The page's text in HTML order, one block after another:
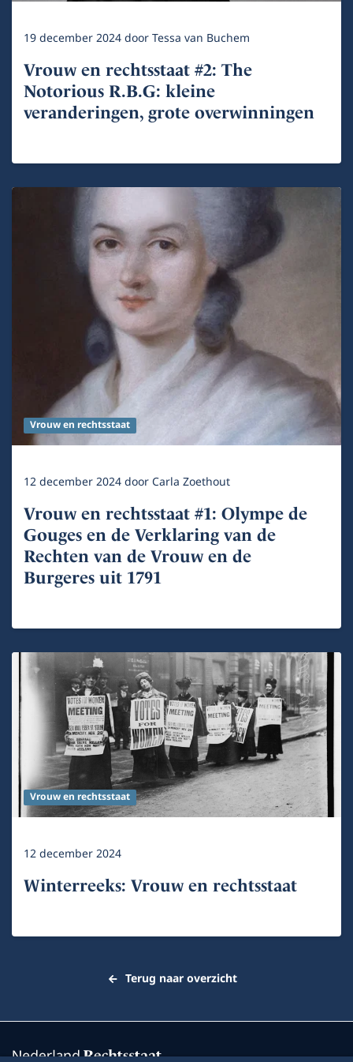
19 december 2024doorTessa van Buchem
Vrouw en rechtsstaat #2: The
Notorious R.B.G: kleine
veranderingen, grote overwinningen
Vrouw en rechtsstaat
12 december 2024doorCarla Zoethout
Vrouw en rechtsstaat #1: Olympe de
Gouges en de Verklaring van de
Rechten van de Vrouw en de
Burgeres uit 1791
Vrouw en rechtsstaat
12 december 2024
Winterreeks: Vrouw en rechtsstaat
Terug naar overzicht